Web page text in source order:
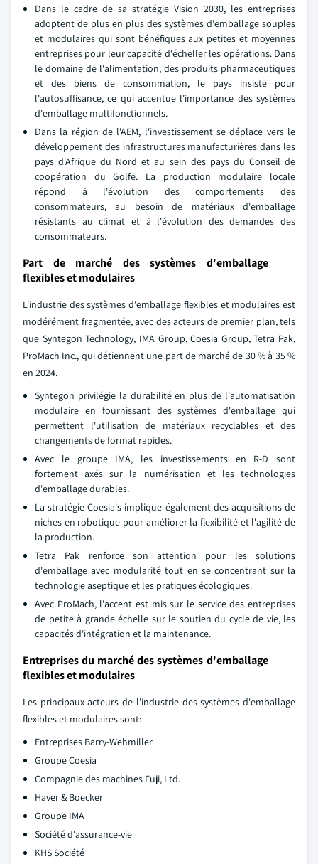
Dans le cadre de sa stratégie Vision 2030, les entreprises
adoptent de plus en plus des systèmes d'emballage souples
et modulaires qui sont bénéfiques aux petites et moyennes
entreprises pour leur capacité d'écheller les opérations. Dans
le domaine de l'alimentation, des produits pharmaceutiques
et des biens de consommation, le pays insiste pour
l'autosuffisance, ce qui accentue l'importance des systèmes
d'emballage multifonctionnels.
Dans la région de l'AEM, l'investissement se déplace vers le
développement des infrastructures manufacturières dans les
pays d'Afrique du Nord et au sein des pays du Conseil de
coopération du Golfe. La production modulaire locale
répond à l'évolution des comportements des
consommateurs, au besoin de matériaux d'emballage
résistants au climat et à l'évolution des demandes des
consommateurs.
Part de marché des systèmes d'emballage
flexibles et modulaires
L'industrie des systèmes d'emballage flexibles et modulaires est
modérément fragmentée, avec des acteurs de premier plan, tels
que Syntegon Technology, IMA Group, Coesia Group, Tetra Pak,
ProMach Inc., qui détiennent une part de marché de 30 % à 35 %
en 2024.
Syntegon privilégie la durabilité en plus de l'automatisation
modulaire en fournissant des systèmes d'emballage qui
permettent l'utilisation de matériaux recyclables et des
changements de format rapides.
Avec le groupe IMA, les investissements en R-D sont
fortement axés sur la numérisation et les technologies
d'emballage durables.
La stratégie Coesia's implique également des acquisitions de
niches en robotique pour améliorer la flexibilité et l'agilité de
la production.
Tetra Pak renforce son attention pour les solutions
d'emballage avec modularité tout en se concentrant sur la
technologie aseptique et les pratiques écologiques.
Avec ProMach, l'accent est mis sur le service des entreprises
de petite à grande échelle sur le soutien du cycle de vie, les
capacités d'intégration et la maintenance.
Entreprises du marché des systèmes d'emballage
flexibles et modulaires
Les principaux acteurs de l'industrie des systèmes d'emballage
flexibles et modulaires sont:
Entreprises Barry-Wehmiller
Groupe Coesia
Compagnie des machines Fuji, Ltd.
Haver & Boecker
Groupe IMA
Société d'assurance-vie
KHS Société